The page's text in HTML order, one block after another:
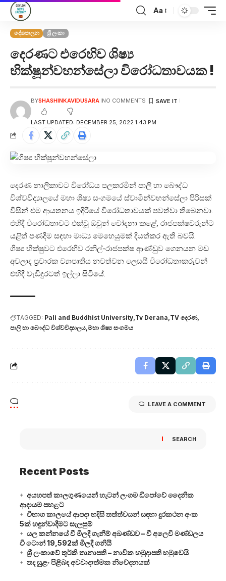
Aa
දේශපාලන ශ්‍රී ලංකා
දෙරණට එරෙහිව ශිෂ්‍ය
භික්ෂූන්වහන්සේලා විරෝධතාවයක !
LAST UPDATED: DECEMBER 25, 2022 1:43 PM
BYSHASHINKAVIDUSARA NO COMMENTS
දෙරණ නාලිකාවට විරෝධය පලකරමින් පාලි හා බෞද්ධ
විශ්වවිද්‍යාලයේ මහා ශිෂ්‍ය සංගමයේ ස්වාමීන්වහන්සේලා පිරිසක්
විසින් එම ආයතනය ඉදිරියේ විරෝධතාවයක් පවත්වා තිබෙනවා.
එහිදී විරෝධතාවට එක්වූ ඔවුන් චෝදනා කළේ, රාජපක්ෂවරුන්ට
යළිත් පණදීම සඳහා මාධ්‍ය මෙහෙයුමක් දියත්කර ඇති බවයි.
ශිෂ්‍ය භික්ෂුවට එරෙහිව රනිල්-රාජපක්ෂ ආණ්ඩුව ගෙනයන මඩ
අවලාද ප්‍රචාරක ව්‍යාපෘතිය නවත්වන ලෙසයි විරෝධතාකරුවන්
එහිදී වැඩිදුරටත් ඉල්ලා සිටියේ.
TAGGED: Pali and Buddhist University Tv Derana TV දෙරණ
පාලි හා බෞද්ධ විශ්වවිද්‍යාලය මහා ශිෂ්‍ය සංගමය
LEAVE A COMMENT
SEARCH
Recent Posts
අයහපත් කාලගුණයෙන් හැටන් ලංගම ඩිපෝවේ දෛනික
ආදායම පහළට
විභාග කාලයේ ආපදා හදිසි තත්ත්වයන් සඳහා දුරකථන අංක
5ක් හඳුන්වාදීමට සැලසුම්
යල කන්නයේ වී මිලදී ගැනීම් අඛණ්ඩව – වී අලෙවි මණ්ඩලය
වී ටොන් 19,592ක් මිලදී ගනියි
ශ්‍රී ලංකාවේ තුර්කි තානාපති – නාවික හමුදාපති හමුවෙයි
තද සුළං පිළිබඳ අවවාදාත්මක නිවේදනයක්